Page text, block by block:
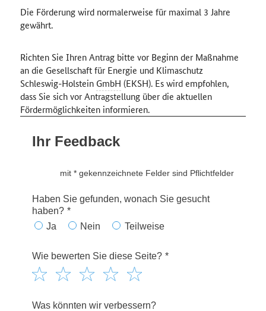
Die Förderung wird normalerweise für maximal 3 Jahre
gewährt.
Richten Sie Ihren Antrag bitte vor Beginn der Maßnahme
an die Gesellschaft für Energie und Klimaschutz
Schleswig-Holstein GmbH (EKSH). Es wird empfohlen,
dass Sie sich vor Antragstellung über die aktuellen
Fördermöglichkeiten informieren.